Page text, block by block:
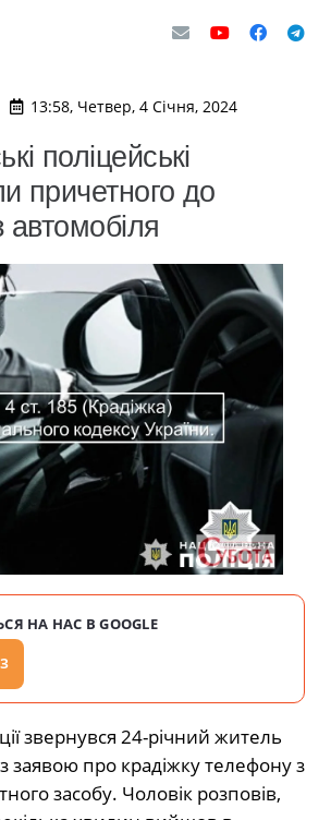
13:58, Четвер, 4 Січня, 2024
поліцейські
причетного до
автомобіля
НА НАС В GOOGLE
звернувся 24-річний житель
заявою про крадіжку телефону з
засобу. Чоловік розповів,